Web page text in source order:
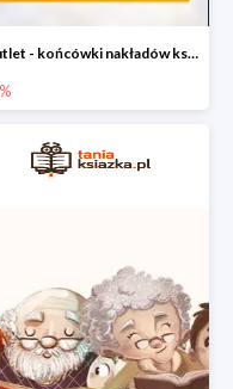
Outlet - końcówki nakładów książek do -80%